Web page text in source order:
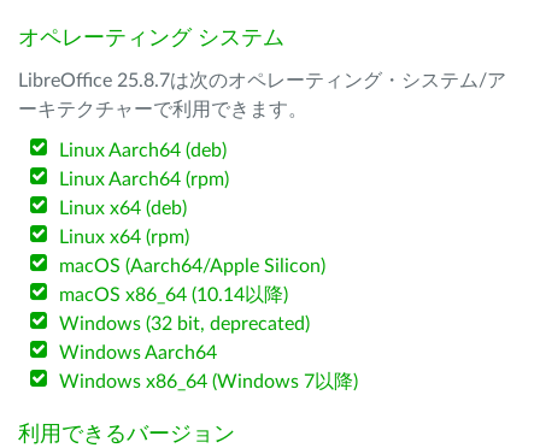
オペレーティング システム
LibreOffice 25.8.7は次のオペレーティング・システム/ア
ーキテクチャーで利用できます。
Linux Aarch64 (deb)
Linux Aarch64 (rpm)
Linux x64 (deb)
Linux x64 (rpm)
macOS (Aarch64/Apple Silicon)
macOS x86_64 (10.14以降)
Windows (32 bit, deprecated)
Windows Aarch64
Windows x86_64 (Windows 7以降)
利用できるバージョン